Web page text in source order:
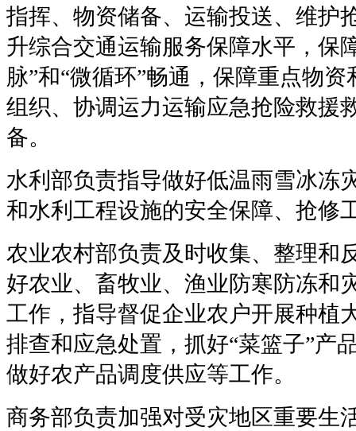
指挥、物资储备、运输投送、维护
升综合交通运输服务保障水平，保
脉”和“微循环”畅通，保障重点物
组织、协调运力运输应急抢险救援
备。
水利部负责指导做好低温雨雪冰冻
和水利工程设施的安全保障、抢修
农业农村部负责及时收集、整理和
好农业、畜牧业、渔业防寒防冻和
工作，指导督促企业农户开展种植
排查和应急处置，抓好“菜篮子”产
做好农产品调度供应等工作。
商务部负责加强对受灾地区重要生